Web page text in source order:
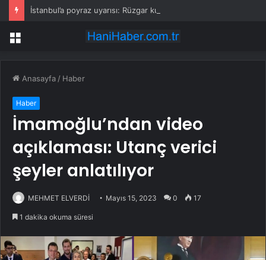
İstanbul’a poyraz uyarısı: Rüzgar kuvvetlenecek!
Menü
Anasayfa / Haber
Haber
İmamoğlu’ndan video
açıklaması: Utanç verici
şeyler anlatılıyor
MEHMET ELVERDİ Mayıs 15, 2023 0 17
1 dakika okuma süresi